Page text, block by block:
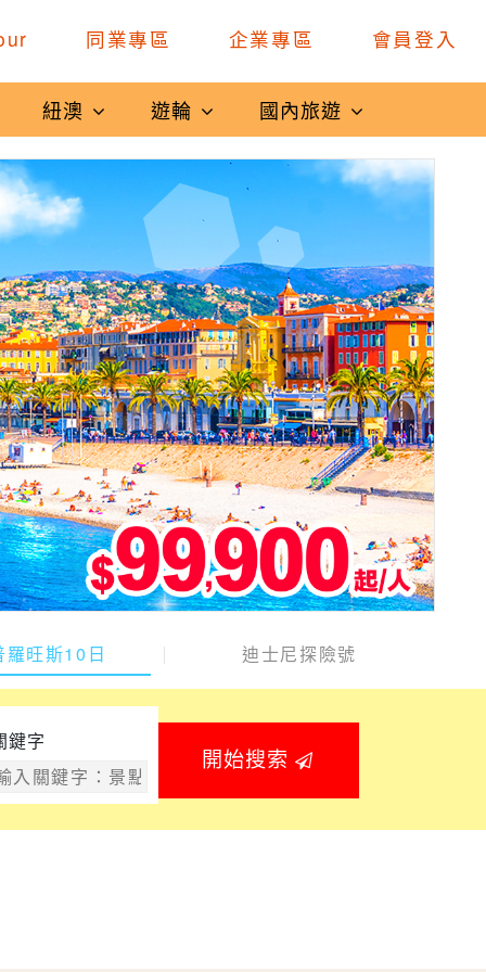
同業專區 企業專區 會員登入
紐澳 遊輪 國內旅遊
羅旺斯10日 迪士尼探險號
鍵字
開始搜索